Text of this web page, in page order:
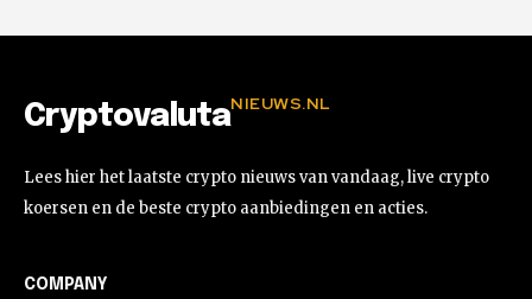
CryptovalutaNIEUWS.NL
Lees hier het laatste crypto nieuws van vandaag, live crypto
koersen en de beste crypto aanbiedingen en acties.
COMPANY